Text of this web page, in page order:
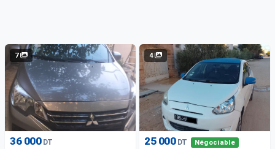
7
36 000 DT
4
25 000 DT Négociable